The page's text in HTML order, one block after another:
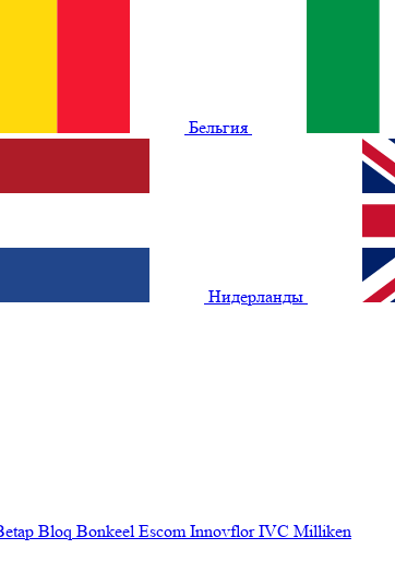
Бельгия
Нидерланды
Bloq Bonkeel Escom Innovflor IVC Milliken